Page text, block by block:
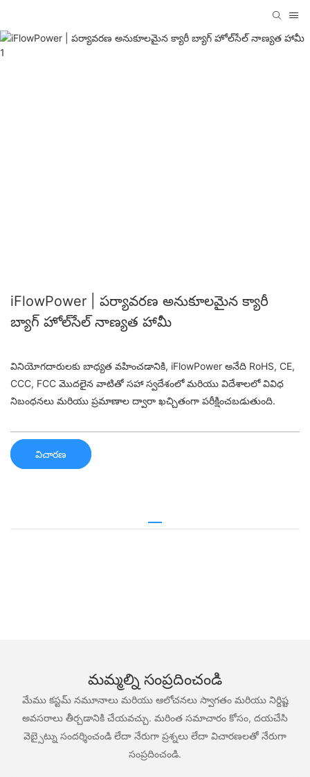
iFlowPower | పర్యావరణ అనుకూలమైన క్యారీ
బ్యాగ్ హోల్‌సేల్ నాణ్యత హామీ
వినియోగదారులకు బాధ్యత వహించడానికి, iFlowPower అనేది RoHS, CE,
CCC, FCC మొదలైన వాటితో సహా స్వదేశంలో మరియు విదేశాలలో వివిధ
నిబంధనలు మరియు ప్రమాణాల ద్వారా ఖచ్చితంగా పరీక్షించబడుతుంది.
విచారణ
మమ్మల్ని సంప్రదించండి
మేము కస్టమ్ నమూనాలు మరియు ఆలోచనలు స్వాగతం మరియు నిర్దిష్ట
అవసరాలు తీర్చడానికి చేయవచ్చు. మరింత సమాచారం కోసం, దయచేసి
వెబ్సైట్ను సందర్శించండి లేదా నేరుగా ప్రశ్నలు లేదా విచారణలతో నేరుగా
సంప్రదించండి.